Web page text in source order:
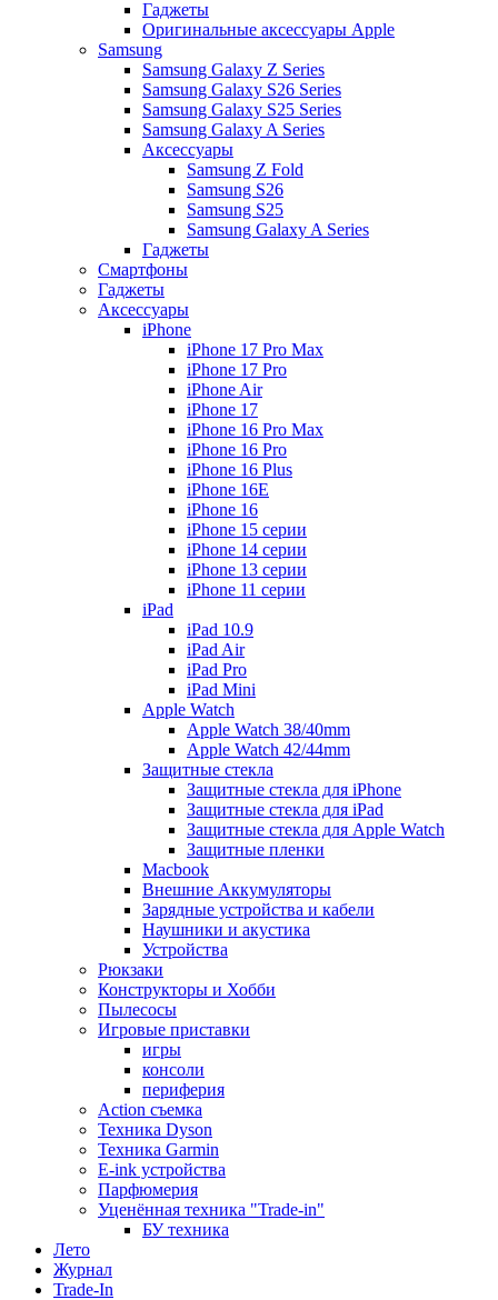
Гаджеты
Оригинальные аксессуары Apple
Samsung
Samsung Galaxy Z Series
Samsung Galaxy S26 Series
Samsung Galaxy S25 Series
Samsung Galaxy A Series
Аксессуары
Samsung Z Fold
Samsung S26
Samsung S25
Samsung Galaxy A Series
Гаджеты
Смартфоны
Гаджеты
Аксессуары
iPhone
iPhone 17 Pro Max
iPhone 17 Pro
iPhone Air
iPhone 17
iPhone 16 Pro Max
iPhone 16 Pro
iPhone 16 Plus
iPhone 16E
iPhone 16
iPhone 15 серии
iPhone 14 серии
iPhone 13 серии
iPhone 11 серии
iPad
iPad 10.9
iPad Air
iPad Pro
iPad Mini
Apple Watch
Apple Watch 38/40mm
Apple Watch 42/44mm
Защитные стекла
Защитные стекла для iPhone
Защитные стекла для iPad
Защитные стекла для Apple Watch
Защитные пленки
Macbook
Внешние Аккумуляторы
Зарядные устройства и кабели
Наушники и акустика
Устройства
Рюкзаки
Конструкторы и Хобби
Пылесосы
Игровые приставки
игры
консоли
периферия
Action съемка
Техника Dyson
Техника Garmin
E-ink устройства
Парфюмерия
Уценённая техника "Trade-in"
БУ техника
Лето
Журнал
Trade-In